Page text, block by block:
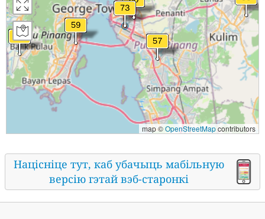
map ©OpenStreetMapcontributors
Націсніце тут, каб убачыць мабільную
версію гэтай вэб-старонкі